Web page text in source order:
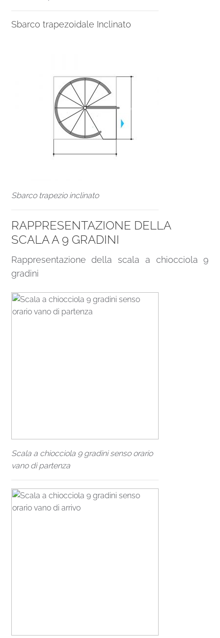
Sbarco trapezoidale Inclinato
Sbarco trapezio inclinato
RAPPRESENTAZIONE DELLA
SCALA A 9 GRADINI
Rappresentazione della scala a chiocciola 9
gradini
Scala a chiocciola 9 gradini senso orario
vano di partenza